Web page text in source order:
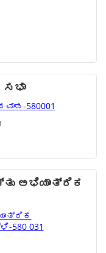
580001
ಅಭಿಯಾಂತ್ರಿಕ
031